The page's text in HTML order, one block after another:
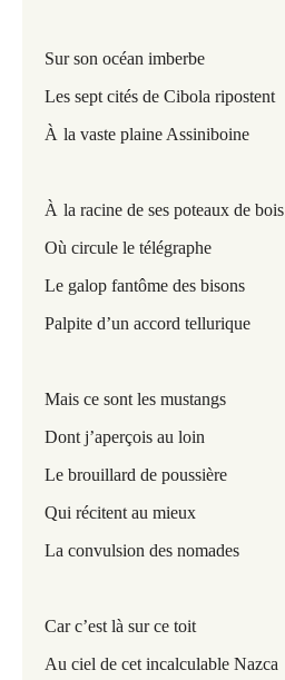
Sur son océan imberbe
Les sept cités de Cibola ripostent
À la vaste plaine Assiniboine
À la racine de ses poteaux de bois
Où circule le télégraphe
Le galop fantôme des bisons
Palpite d’un accord tellurique
Mais ce sont les mustangs
Dont j’aperçois au loin
Le brouillard de poussière
Qui récitent au mieux
La convulsion des nomades
Car c’est là sur ce toit
Au ciel de cet incalculable Nazca